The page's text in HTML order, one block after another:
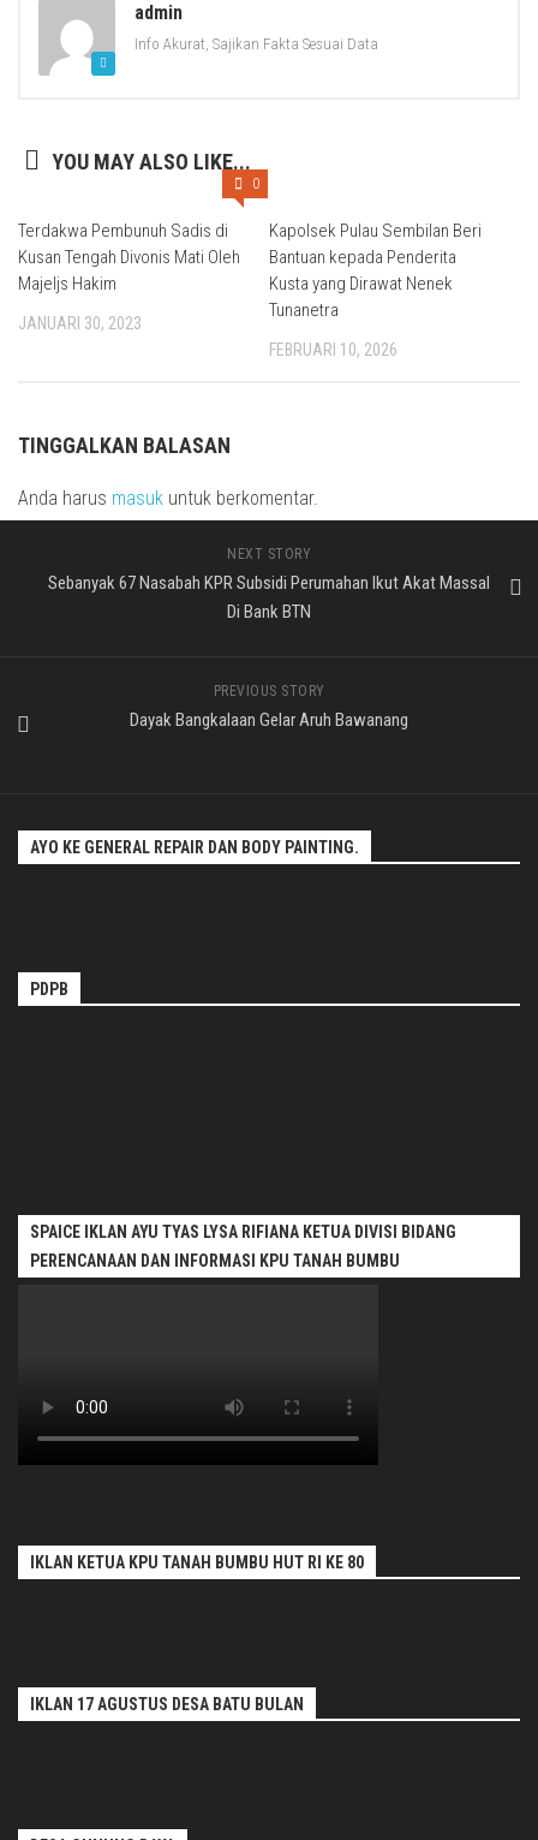
admin
Info Akurat, Sajikan Fakta Sesuai Data
YOU MAY ALSO LIKE...
0
Terdakwa Pembunuh Sadis di
Kusan Tengah Divonis Mati Oleh
Majeljs Hakim
JANUARI 30, 2023
Kapolsek Pulau Sembilan Beri
Bantuan kepada Penderita
Kusta yang Dirawat Nenek
Tunanetra
FEBRUARI 10, 2026
TINGGALKAN BALASAN
Anda harus masuk untuk berkomentar.
NEXT STORY
Sebanyak 67 Nasabah KPR Subsidi Perumahan Ikut Akat Massal
Di Bank BTN
PREVIOUS STORY
Dayak Bangkalaan Gelar Aruh Bawanang
AYO KE GENERAL REPAIR DAN BODY PAINTING.
PDPB
SPAICE IKLAN AYU TYAS LYSA RIFIANA KETUA DIVISI BIDANG
PERENCANAAN DAN INFORMASI KPU TANAH BUMBU
IKLAN KETUA KPU TANAH BUMBU HUT RI KE 80
IKLAN 17 AGUSTUS DESA BATU BULAN